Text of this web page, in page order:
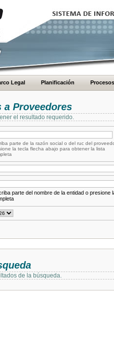
Legal Planificación Procesos
a Proveedores
el resultado requerido.
parte de la razón social o del ruc del
la tecla flecha abajo para obtener la lista
parte del nombre de la entidad o presione
de la búsqueda.